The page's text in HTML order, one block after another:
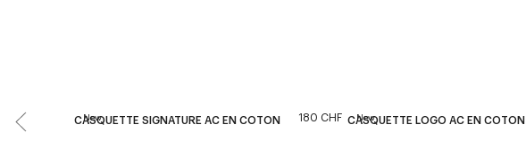
New
CASQUETTE SIGNATURE AC EN COTON 180 CHF New
CASQUETTE LOGO AC EN COTON